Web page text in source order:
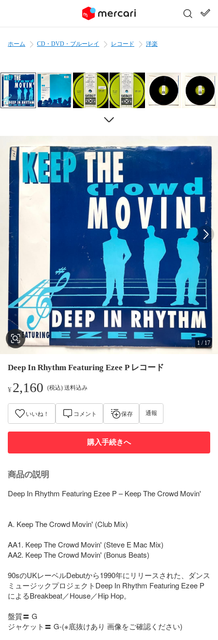
ホーム CD・DVD・ブルーレイ レコード 洋楽
1 / 17
Deep In Rhythm Featuring Ezee P レコード
¥2,160 (税込) 送料込み
いいね！ コメント 保存 通報
購入手続きへ
商品の説明
Deep In Rhythm Featuring Ezee P – Keep The Crowd Movin'
A. Keep The Crowd Movin' (Club Mix)
AA1. Keep The Crowd Movin' (Steve E Mac Mix)
AA2. Keep The Crowd Movin' (Bonus Beats)
90sのUKレーベルDebutから1990年にリリースされた、ダンス
ミュージックプロジェクトDeep In Rhythm Featuring Ezee P
によるBreakbeat／House／Hip Hop。
盤質〓 G
ジャケット〓 G-(※底抜けあり 画像をご確認ください)